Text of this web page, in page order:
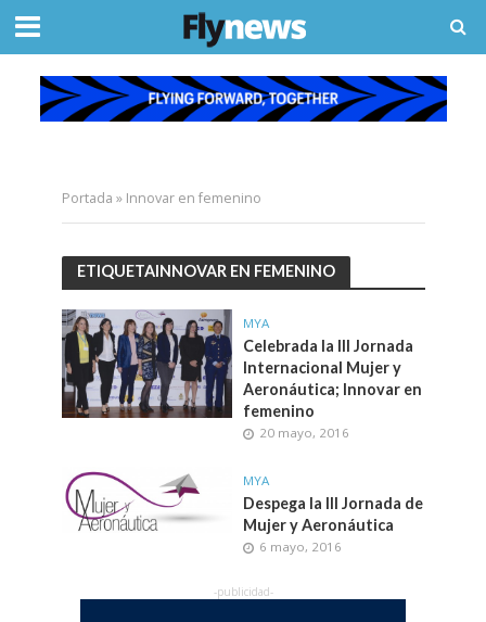
Portada » Innovar en femenino
ETIQUETAINNOVAR EN FEMENINO
MYA
Celebrada la III Jornada
Internacional Mujer y
Aeronáutica; Innovar en
femenino
20 mayo, 2016
MYA
Despega la III Jornada de
Mujer y Aeronáutica
6 mayo, 2016